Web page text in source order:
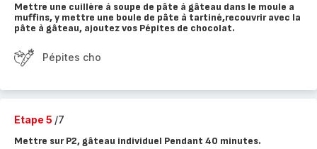
Mettre une cuillère à soupe de pâte à gâteau dans le moule a
muffins, y mettre une boule de pâte à tartiné,recouvrir avec la
pâte à gâteau, ajoutez vos Pépites de chocolat.
Pépites cho
Etape 5 /7
Mettre sur P2, gâteau individuel Pendant 40 minutes.